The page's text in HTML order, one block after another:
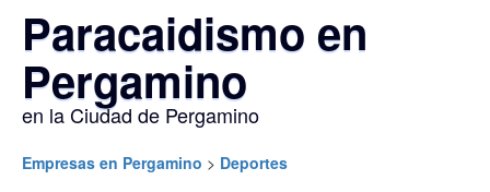
Paracaidismo en
Pergamino
en la Ciudad de Pergamino
Empresas en Pergamino > Deportes